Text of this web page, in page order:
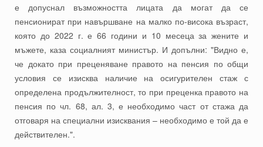
е допуснал възможността лицата да могат да се
пенсионират при навършване на малко по-висока възраст,
която до 2022 г. е 66 години и 10 месеца за жените и
мъжете, каза социалният министър. И допълни: "Видно е,
че докато при преценяване правото на пенсия по общи
условия се изисква наличие на осигурителен стаж с
определена продължителност, то при преценка правото на
пенсия по чл. 68, ал. 3, е необходимо част от стажа да
отговаря на специални изисквания – необходимо е той да е
действителен.".